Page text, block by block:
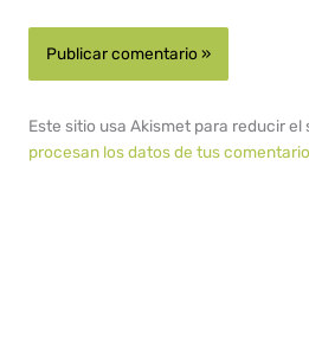
Este sitio usa Akismet para reducir el
procesan los datos de tus